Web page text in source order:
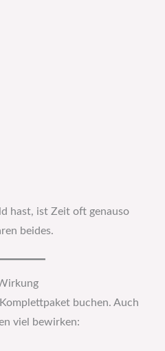
hast, ist Zeit oft genauso
beides.
buchen. Auch
viel bewirken: